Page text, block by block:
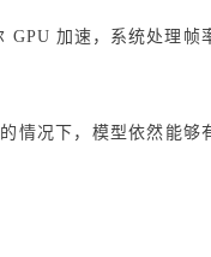
加速，系统处理帧
情况下，模型依然能够